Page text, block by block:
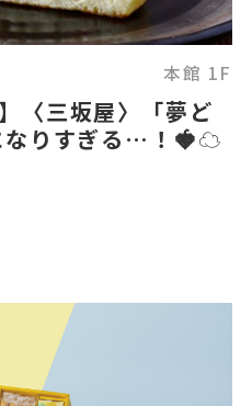
本館 1F
〈三坂屋〉「夢ど
なりすぎる…！🍓☁️